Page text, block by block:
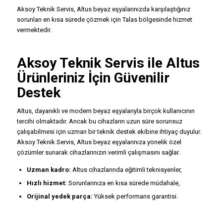
Aksoy Teknik Servis, Altus beyaz eşyalarınızda karşılaştığınız
sorunları en kısa sürede çözmek için Talas bölgesinde hizmet
vermektedir.
Aksoy Teknik Servis ile Altus
Ürünleriniz İçin Güvenilir
Destek
Altus, dayanıklı ve modern beyaz eşyalarıyla birçok kullanıcının
tercihi olmaktadır. Ancak bu cihazların uzun süre sorunsuz
çalışabilmesi için uzman bir teknik destek ekibine ihtiyaç duyulur.
Aksoy Teknik Servis, Altus beyaz eşyalarınıza yönelik özel
çözümler sunarak cihazlarınızın verimli çalışmasını sağlar.
Uzman kadro: Altus cihazlarında eğitimli teknisyenler,
Hızlı hizmet: Sorunlarınıza en kısa sürede müdahale,
Orijinal yedek parça: Yüksek performans garantisi.